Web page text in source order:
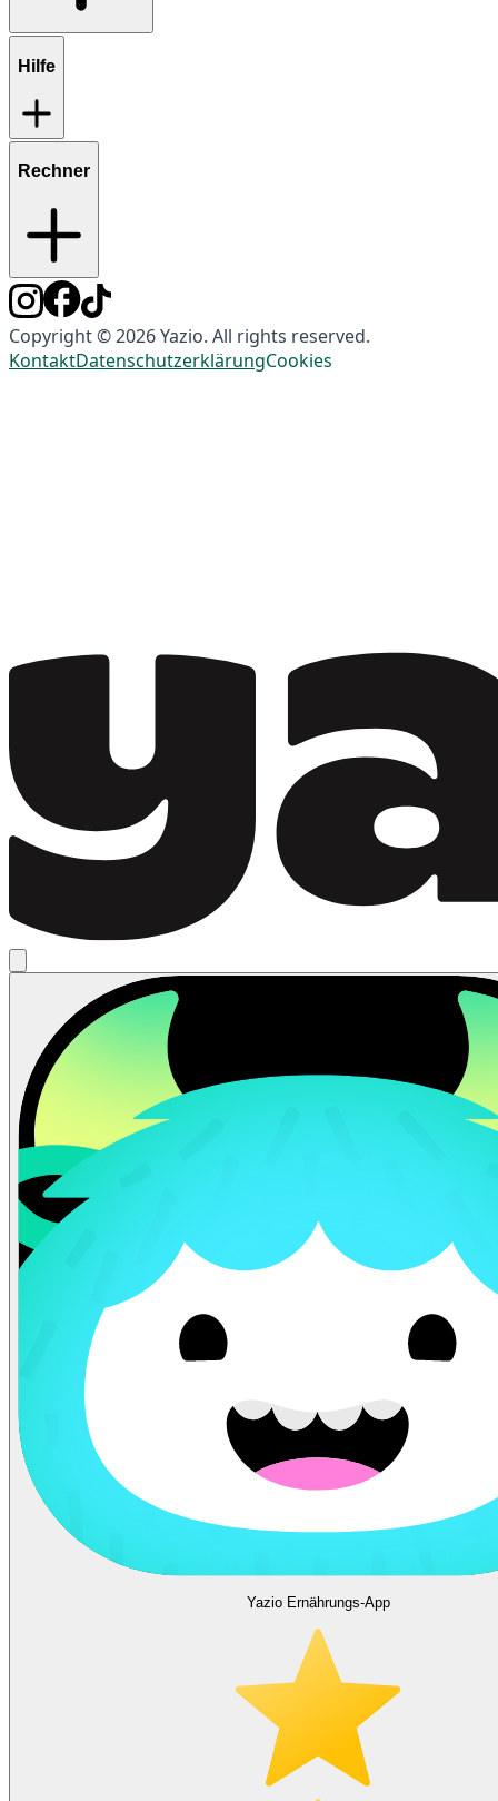
Hilfe
Rechner
Copyright © 2026 Yazio. All rights reserved.
KontaktDatenschutzerklärungCookies
Yazio Ernährungs-App